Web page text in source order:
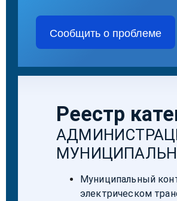
Сообщить о проблеме